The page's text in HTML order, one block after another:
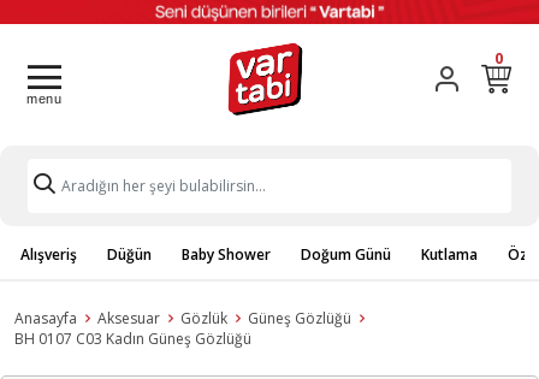
0
Alışveriş Düğün Baby Shower Doğum Günü Kutlama
Anasayfa Aksesuar Gözlük
Güneş Gözlüğü
BH 0107 C03 Kadın Güneş Gözlüğü